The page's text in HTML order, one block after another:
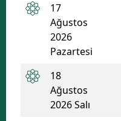
17
Ağustos
2026
Pazartesi
18
Ağustos
2026 Salı